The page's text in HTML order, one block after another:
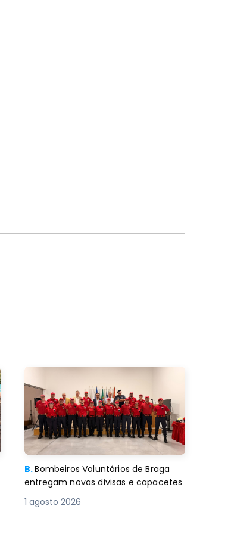
B.Bombeiros Voluntários de Braga
entregam novas divisas e capacetes
1 agosto 2026